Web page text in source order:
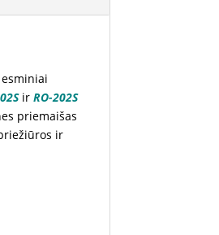
irRO-202S
priemaišas
ir